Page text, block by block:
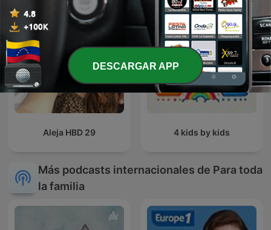
Aleja HBD 29 4 kids by kids
Más podcasts internacionales de Para toda
la familia
DESCARGAR APP